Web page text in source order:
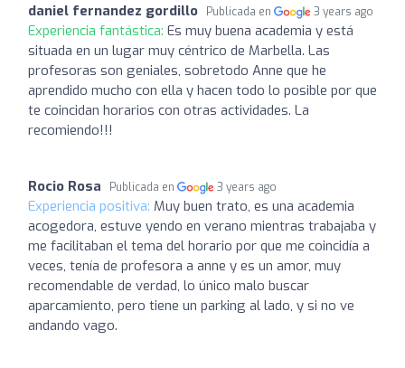
daniel fernandez gordillo Publicada en 3 years ago
Experiencia fantástica: Es muy buena academia y está
situada en un lugar muy céntrico de Marbella. Las
profesoras son geniales, sobretodo Anne que he
aprendido mucho con ella y hacen todo lo posible por que
te coincidan horarios con otras actividades. La
recomiendo!!!
Rocio Rosa Publicada en 3 years ago
Experiencia positiva: Muy buen trato, es una academia
acogedora, estuve yendo en verano mientras trabajaba y
me facilitaban el tema del horario por que me coincidía a
veces, tenía de profesora a anne y es un amor, muy
recomendable de verdad, lo único malo buscar
aparcamiento, pero tiene un parking al lado, y si no ve
andando vago.